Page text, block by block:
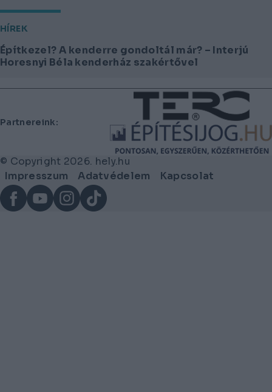
HÍREK
Építkezel? A kenderre gondoltál már? – Interjú
Horesnyi Béla kenderház szakértővel
Lábléc
Partnereink:
© Copyright 2026. hely.hu
Lábléc
menü
Impresszum Adatvédelem
Kapcsolat
FacebookYouTubeInstagram